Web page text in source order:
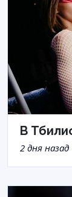
В
2 дня назад